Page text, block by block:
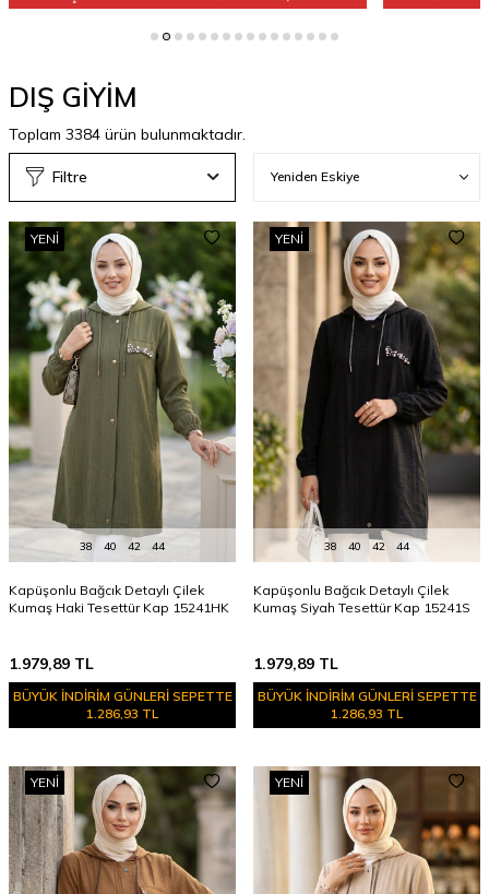
DIŞ GİYİM
Toplam 3384 ürün bulunmaktadır.
Filtre
YENI
38 40 42 44
Kapüşonlu Bağcık Detaylı Çilek
Kumaş Haki Tesettür Kap 15241HK
1.979,89 TL
BÜYÜK İNDİRİM GÜNLERİ SEPETTE
1.286,93 TL
YENI
38 40 42 44
Kapüşonlu Bağcık Detaylı Çilek
Kumaş Siyah Tesettür Kap 15241S
1.979,89 TL
BÜYÜK İNDİRİM GÜNLERİ SEPETTE
1.286,93 TL
YENI YENI